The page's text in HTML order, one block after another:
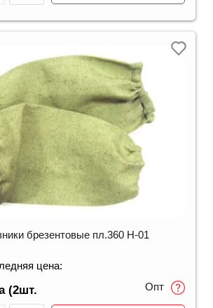
брезентовые пл.360 Н-01
цена:
(2шт. Опт